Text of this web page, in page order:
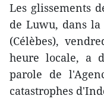
Les glissements
de Luwu, dans
(Célèbes),
heure locale, a
parole de
catastrophes